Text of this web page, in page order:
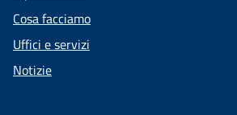
Cosa facciamo
Uffici e servizi
Notizie